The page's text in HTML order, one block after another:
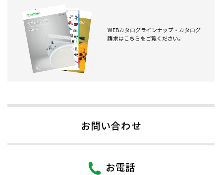
WEBカタログラインナップ・カタログ
請求はこちらをご覧ください。
お問い合わせ
お電話